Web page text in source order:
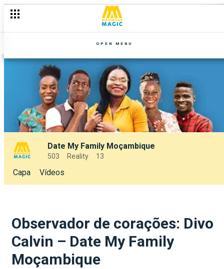
OPEN MENU
Date My Family Moçambique
503 Reality 13
Capa Vídeos
Observador de corações: Divo
Calvin – Date My Family
Moçambique